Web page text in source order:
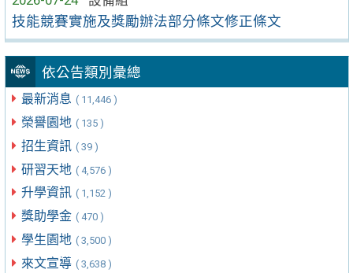
技能競賽實施及獎勵辦法部分條文修正條文
依公告類別彙總
最新消息 ( 11,446 )
榮譽園地 ( 135 )
招生資訊 ( 39 )
研習天地 ( 4,576 )
升學資訊 ( 1,152 )
獎助學金 ( 470 )
學生園地 ( 3,500 )
來文宣導 ( 3,638 )